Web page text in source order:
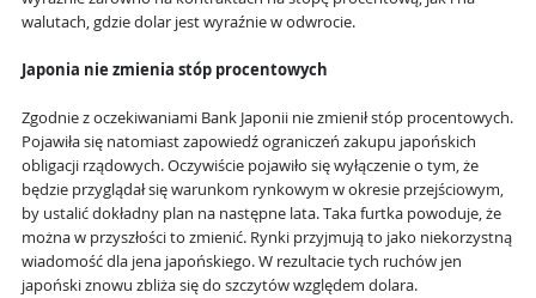
walutach, gdzie dolar jest wyraźnie w odwrocie.
Japonia nie zmienia stóp procentowych
Zgodnie z oczekiwaniami Bank Japonii nie zmienił stóp procentowych.
Pojawiła się natomiast zapowiedź ograniczeń zakupu japońskich
obligacji rządowych. Oczywiście pojawiło się wyłączenie o tym, że
będzie przyglądał się warunkom rynkowym w okresie przejściowym,
by ustalić dokładny plan na następne lata. Taka furtka powoduje, że
można w przyszłości to zmienić. Rynki przyjmują to jako niekorzystną
wiadomość dla jena japońskiego. W rezultacie tych ruchów jen
japoński znowu zbliża się do szczytów względem dolara.